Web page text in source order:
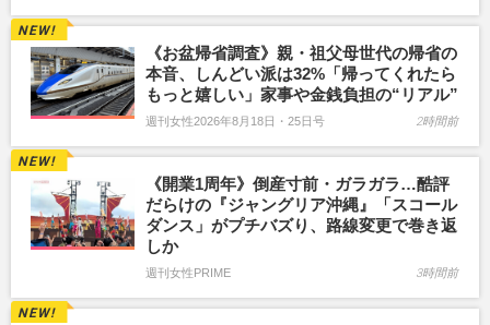
《お盆帰省調査》親・祖父母世代の帰省の
本音、しんどい派は32%「帰ってくれたら
もっと嬉しい」家事や金銭負担の“リアル”
週刊女性2026年8月18日・25日号 2時間前
《開業1周年》倒産寸前・ガラガラ…酷評
だらけの『ジャングリア沖縄』「スコール
ダンス」がプチバズり、路線変更で巻き返
しか
週刊女性PRIME 3時間前